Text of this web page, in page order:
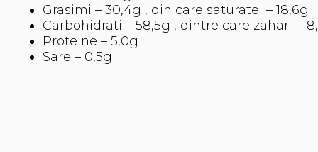
Grasimi – 30,4g , din care saturate – 18,6g
Carbohidrati – 58,5g , dintre care zahar –
Proteine – 5,0g
Sare – 0,5g